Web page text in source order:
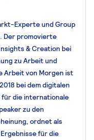
Experte und Group
Der promovierte
& Creation bei
zu Arbeit und
Arbeit von Morgen ist
bei dem digitalen
die internationale
zu den
ordnet als
für die